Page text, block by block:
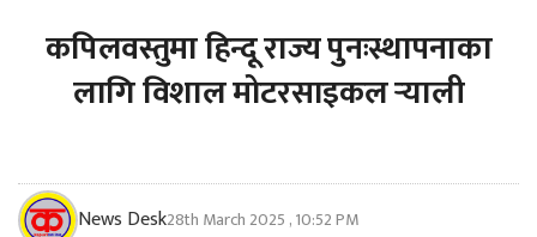
कपिलवस्तुमा हिन्दू राज्य पुनःस्थापनाका
लागि विशाल मोटरसाइकल र्‍याली
News Desk28th March 2025 , 10:52 PM